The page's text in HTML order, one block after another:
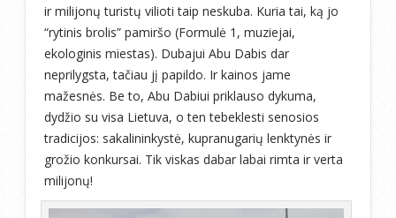
ir milijonų turistų vilioti taip neskuba. Kuria tai, ką jo
“rytinis brolis” pamiršo (Formulė 1, muziejai,
ekologinis miestas). Dubajui Abu Dabis dar
neprilygsta, tačiau jį papildo. Ir kainos jame
mažesnės. Be to, Abu Dabiui priklauso dykuma,
dydžio su visa Lietuva, o ten tebeklesti senosios
tradicijos: sakalininkystė, kupranugarių lenktynės ir
grožio konkursai. Tik viskas dabar labai rimta ir verta
milijonų!